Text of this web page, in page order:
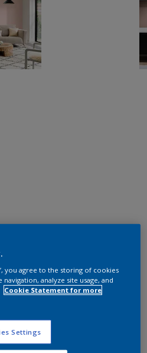
you agree to the storing of cookies
analyze site usage, and
Cookie Statement for more
Settings